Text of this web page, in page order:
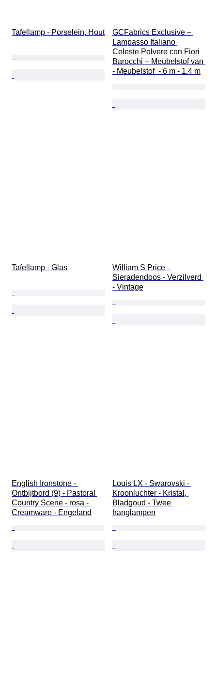
Tafellamp - Porselein, Hout
GCFabrics Exclusive –
Lampasso Italiano
Celeste Polvere con Fiori
Barocchi – Meubelstof van
- Meubelstof  - 6 m - 1.4 m
Tafellamp - Glas
William S Price -
Sieradendoos - Verzilverd
- Vintage
English Ironstone -
Ontbijtbord (9) - Pastoral
Country Scene - rosa -
Creamware - Engeland
Louis LX - Swarovski -
Kroonluchter - Kristal,
Bladgoud - Twee
hanglampen